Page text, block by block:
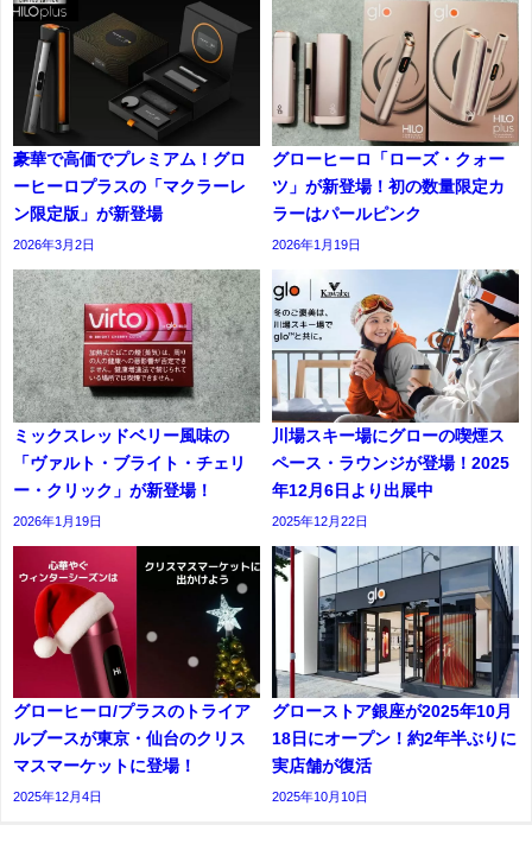
豪華で高価でプレミアム！グロ
ーヒーロプラスの「マクラーレ
ン限定版」が新登場
2026年3月2日
グローヒーロ「ローズ・クォー
ツ」が新登場！初の数量限定カ
ラーはパールピンク
2026年1月19日
ミックスレッドベリー風味の
「ヴァルト・ブライト・チェリ
ー・クリック」が新登場！
2026年1月19日
川場スキー場にグローの喫煙ス
ペース・ラウンジが登場！2025
年12月6日より出展中
2025年12月22日
グローヒーロ/プラスのトライア
ルブースが東京・仙台のクリス
マスマーケットに登場！
2025年12月4日
グローストア銀座が2025年10月
18日にオープン！約2年半ぶりに
実店舗が復活
2025年10月10日